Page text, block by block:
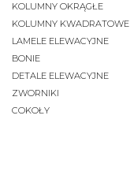
KOLUMNY OKRĄGŁE
KOLUMNY KWADRATOWE
LAMELE ELEWACYJNE
BONIE
DETALE ELEWACYJNE
ZWORNIKI
COKOŁY